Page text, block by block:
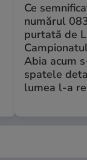
Ce
numărul
purtată de
Abia acum
spatele
lumea l-a